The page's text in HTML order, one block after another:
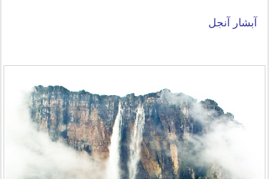
آبشار آنجل